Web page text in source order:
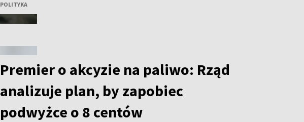
POLITYKA
Premier o akcyzie na paliwo: Rząd
analizuje plan, by zapobiec
podwyżce o 8 centów